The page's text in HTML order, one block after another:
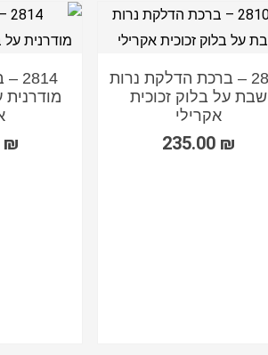
מודרנית
₪
2810 – ברכת הדלקת נרות
שבת על בלוק זכוכית
אקרילי
235.00 ₪